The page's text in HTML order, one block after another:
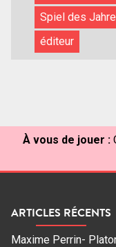
Spiel des
éditeur
À vous de jouer :
ARTICLES RÉCENTS
Maxime Perrin-